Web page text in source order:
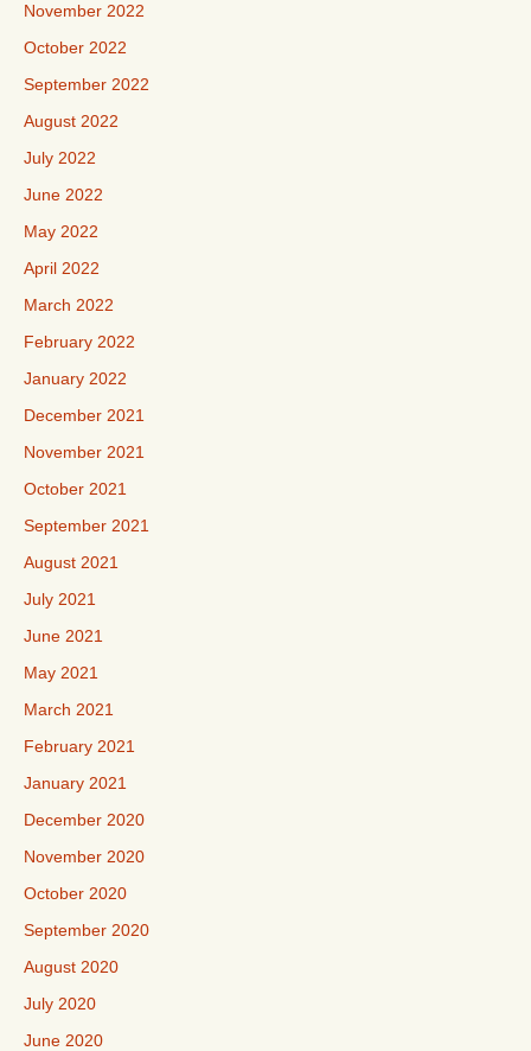
November 2022
October 2022
September 2022
August 2022
July 2022
June 2022
May 2022
April 2022
March 2022
February 2022
January 2022
December 2021
November 2021
October 2021
September 2021
August 2021
July 2021
June 2021
May 2021
March 2021
February 2021
January 2021
December 2020
November 2020
October 2020
September 2020
August 2020
July 2020
June 2020